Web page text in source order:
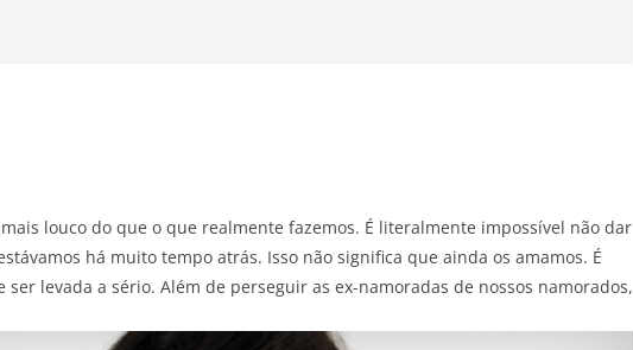
louco do que o que realmente fazemos. É literalmente impossível não dar
há muito tempo atrás. Isso não significa que ainda os amamos. É
levada a sério. Além de perseguir as ex-namoradas de nossos namorados,